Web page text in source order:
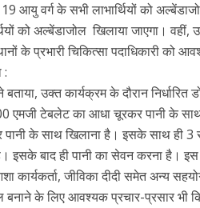
आयु वर्ग के सभी लाभार्थियों को
को अल्बेंडाजोल खिलाया जाएगा। वहीं,
प्रभारी चिकित्सा पदाधिकारी को
:
उक्त कार्यक्रम के दौरान निर्धारित
एमजी टेबलेट का आधा चूरकर पानी के
के साथ खिलाना है। इसके साथ ही 3
इसके बाद ही पानी का सेवन करना है।
कार्यकर्ता, जीविका दीदी समेत अन्य
के लिए आवश्यक प्रचार-प्रसार भी